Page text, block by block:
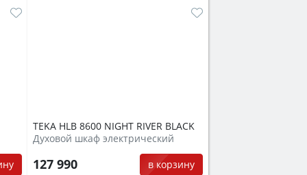
TEKA HLB 8600 NIGHT RIVER BLACK
Духовой шкаф электрический
127 990 в корзину